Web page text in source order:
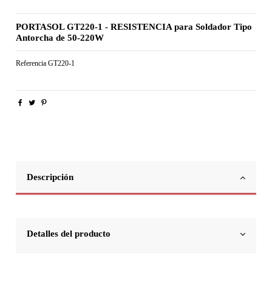
PORTASOL GT220-1 - RESISTENCIA para Soldador Tipo
Antorcha de 50-220W
Referencia GT220-1
Descripción
Detalles del producto